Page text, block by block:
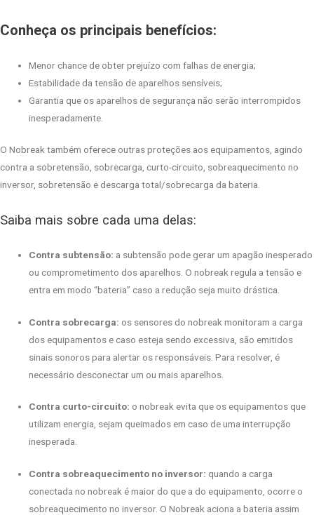
Conheça os principais benefícios:
Menor chance de obter prejuízo com falhas de energia;
Estabilidade da tensão de aparelhos sensíveis;
Garantia que os aparelhos de segurança não serão interrompidos
inesperadamente.
O Nobreak também oferece outras proteções aos equipamentos, agindo
contra a sobretensão, sobrecarga, curto-circuito, sobreaquecimento no
inversor, sobretensão e descarga total/sobrecarga da bateria.
Saiba mais sobre cada uma delas:
Contra subtensão: a subtensão pode gerar um apagão inesperado
ou comprometimento dos aparelhos. O nobreak regula a tensão e
entra em modo “bateria” caso a redução seja muito drástica.
Contra sobrecarga: os sensores do nobreak monitoram a carga
dos equipamentos e caso esteja sendo excessiva, são emitidos
sinais sonoros para alertar os responsáveis. Para resolver, é
necessário desconectar um ou mais aparelhos.
Contra curto-circuito: o nobreak evita que os equipamentos que
utilizam energia, sejam queimados em caso de uma interrupção
inesperada.
Contra sobreaquecimento no inversor:quando a carga
conectada no nobreak é maior do que a do equipamento, ocorre o
sobreaquecimento no inversor. O Nobreak aciona a bateria assim